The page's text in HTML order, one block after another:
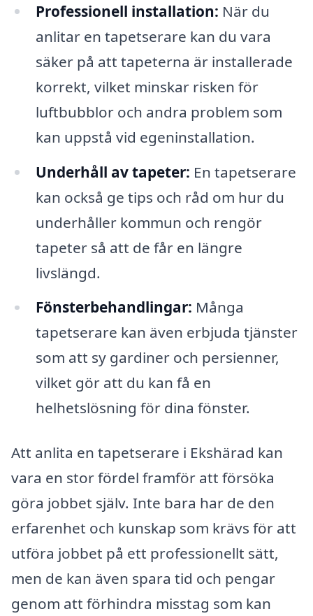
Professionell installation: När du
anlitar en tapetserare kan du vara
säker på att tapeterna är installerade
korrekt, vilket minskar risken för
luftbubblor och andra problem som
kan uppstå vid egeninstallation.
Underhåll av tapeter: En tapetserare
kan också ge tips och råd om hur du
underhåller kommun och rengör
tapeter så att de får en längre
livslängd.
Fönsterbehandlingar: Många
tapetserare kan även erbjuda tjänster
som att sy gardiner och persienner,
vilket gör att du kan få en
helhetslösning för dina fönster.
Att anlita en tapetserare i Ekshärad kan
vara en stor fördel framför att försöka
göra jobbet själv. Inte bara har de den
erfarenhet och kunskap som krävs för att
utföra jobbet på ett professionellt sätt,
men de kan även spara tid och pengar
genom att förhindra misstag som kan